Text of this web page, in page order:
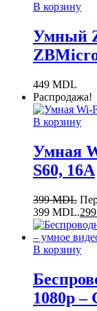
В корзину
Умный
449 MDL
Распродажа!
В корзину
Умная
S60, 16A
399MDL
399 MDL.299
В корзину
1080p –